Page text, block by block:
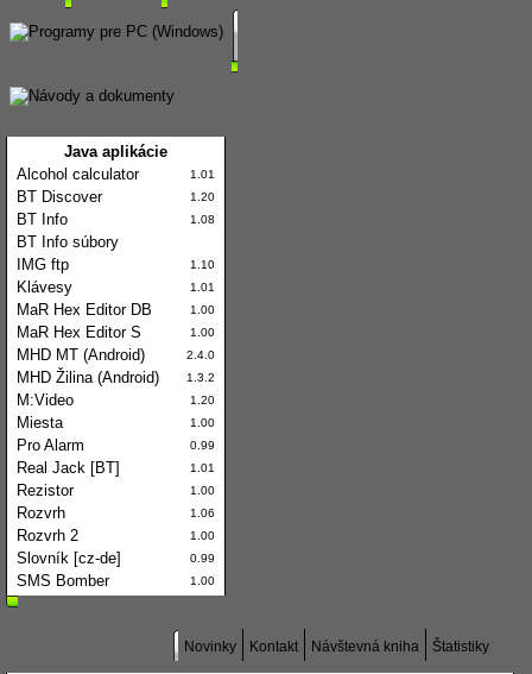
Java aplikácie
Alcohol calculator
1.01
BT Discover 1.20
BT Info 1.08
BT Info súbory
IMG ftp
1.10
Klávesy 1.01
MaR Hex Editor DB 1.00
MaR Hex Editor S 1.00
MHD MT (Android) 2.4.0
MHD Žilina (Android) 1.3.2
M:Video 1.20
Miesta 1.00
Pro Alarm 0.99
Real Jack [BT] 1.01
Rezistor 1.00
Rozvrh 1.06
Rozvrh 2 1.00
Slovník [cz-de] 0.99
SMS Bomber 1.00
Štatistiky
Návštevná kniha
Kontakt
Novinky